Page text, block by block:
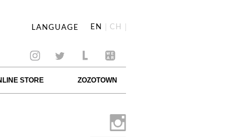
LANGUAGE EN CH
STORE ZOZOTOWN